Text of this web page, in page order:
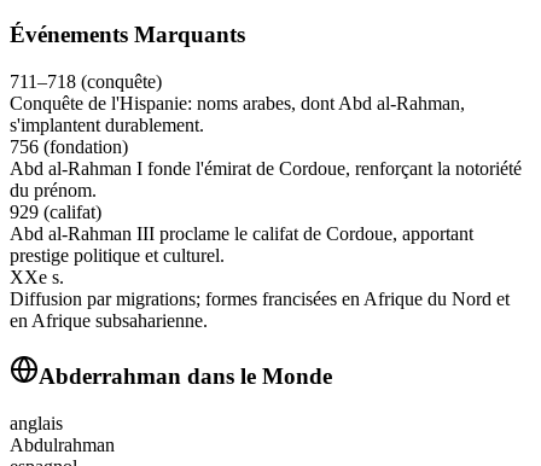
Événements Marquants
711–718 (conquête)
Conquête de l'Hispanie: noms arabes, dont Abd al‑Rahman,
s'implantent durablement.
756 (fondation)
Abd al‑Rahman I fonde l'émirat de Cordoue, renforçant la notoriété
du prénom.
929 (califat)
Abd al‑Rahman III proclame le califat de Cordoue, apportant
prestige politique et culturel.
XXe s.
Diffusion par migrations; formes francisées en Afrique du Nord et
en Afrique subsaharienne.
Abderrahman dans le Monde
anglais
Abdulrahman